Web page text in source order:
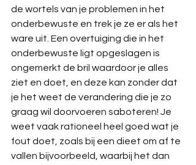
de wortels van je problemen in het
onderbewuste en trek je ze er als het
ware uit. Een overtuiging die in het
onderbewuste ligt opgeslagen is
ongemerkt de bril waardoor je alles
ziet en doet, en deze kan zonder dat
je het weet de verandering die je zo
graag wil doorvoeren saboteren! Je
weet vaak rationeel heel goed wat je
fout doet, zoals bij een dieet om af te
vallen bijvoorbeeld, waarbij het dan